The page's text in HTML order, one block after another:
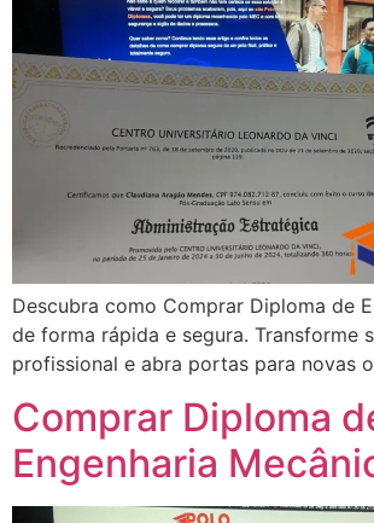
Descubra como Comprar Diploma de
de forma rápida e segura. Transforme
profissional e abra portas para novas
Comprar Diploma
Engenharia